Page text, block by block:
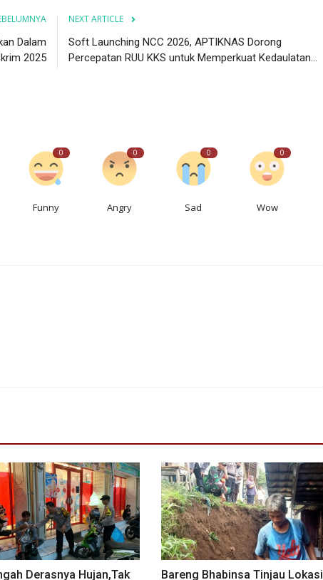
Dalam
2025
NEXT ARTICLE
Soft Launching NCC 2026, APTIKNAS Dorong
Percepatan RUU KKS untuk Memperkuat Kedaulatan...
0
Funny
0
Angry
0
Sad
0
Wow
Derasnya Hujan,Tak
Bareng Bhabinsa Tinjau Lokasi